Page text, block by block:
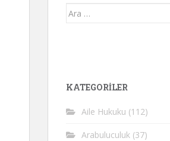
Arama
KATEGORİLER
Aile Hukuku (112)
Arabuluculuk (37)